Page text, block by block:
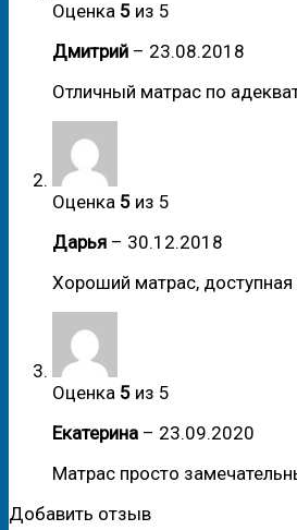
Оценка 5 из 5
Дмитрий – 23.08.2018
Отличный матрас по
Оценка 5 из 5
Дарья – 30.12.2018
Хороший матрас,
Оценка 5 из 5
Екатерина – 23.09.2020
Матрас просто
Добавить отзыв